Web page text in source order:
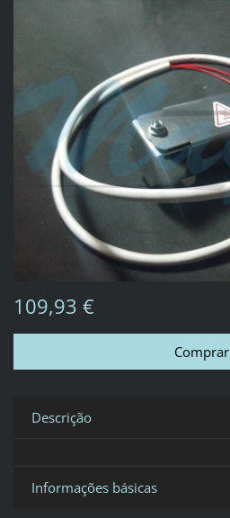
109,93 €
Descrição
Informações básicas